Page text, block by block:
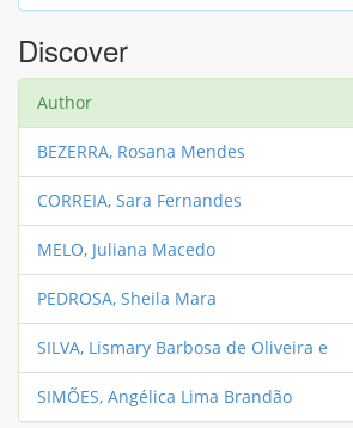
Discover
Author
BEZERRA, Rosana Mendes
CORREIA, Sara Fernandes
MELO, Juliana Macedo
PEDROSA, Sheila Mara
SILVA, Lismary Barbosa de Oliveira e
SIMÕES, Angélica Lima Brandão